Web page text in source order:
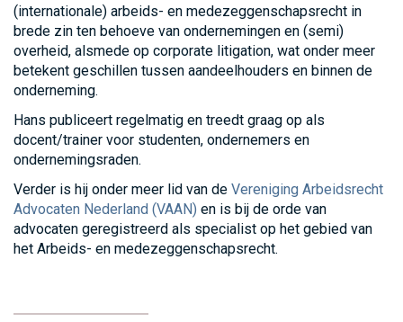
(internationale) arbeids- en medezeggenschapsrecht in
brede zin ten behoeve van ondernemingen en (semi)
overheid, alsmede op corporate litigation, wat onder meer
betekent geschillen tussen aandeelhouders en binnen de
onderneming.
Hans publiceert regelmatig en treedt graag op als
docent/trainer voor studenten, ondernemers en
ondernemingsraden.
Verder is hij onder meer lid van de Vereniging Arbeidsrecht
Advocaten Nederland (VAAN) en is bij de orde van
advocaten geregistreerd als specialist op het gebied van
het Arbeids- en medezeggenschapsrecht.